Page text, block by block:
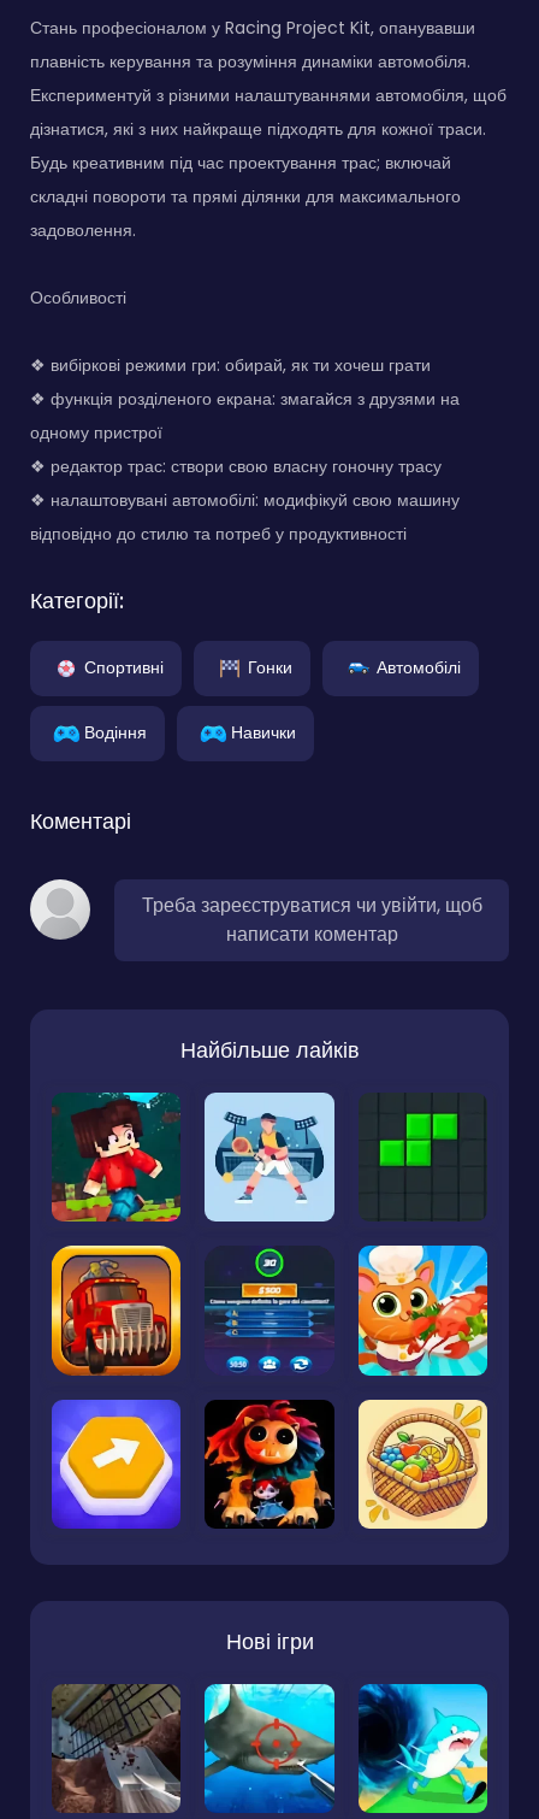
Стань професіоналом у Racing Project Kit, опанувавши
плавність керування та розуміння динаміки автомобіля.
Експериментуй з різними налаштуваннями автомобіля, щоб
дізнатися, які з них найкраще підходять для кожної траси.
Будь креативним під час проектування трас; включай
складні повороти та прямі ділянки для максимального
задоволення.
Особливості
❖ вибіркові режими гри: обирай, як ти хочеш грати
❖ функція розділеного екрана: змагайся з друзями на
одному пристрої
❖ редактор трас: створи свою власну гоночну трасу
❖ налаштовувані автомобілі: модифікуй свою машину
відповідно до стилю та потреб у продуктивності
Категорії:
Спортивні Гонки Автомобілі
Водіння Навички
Коментарі
Треба зареєструватися чи увійти, щоб
написати коментар
Найбільше лайків
Нові ігри